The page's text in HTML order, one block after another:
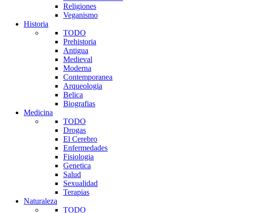
Religiones
Veganismo
Historia
TODO
Prehistoria
Antigua
Medieval
Moderna
Contemporanea
Arqueologia
Belica
Biografias
Medicina
TODO
Drogas
El Cerebro
Enfermedades
Fisiologia
Genetica
Salud
Sexualidad
Terapias
Naturaleza
TODO